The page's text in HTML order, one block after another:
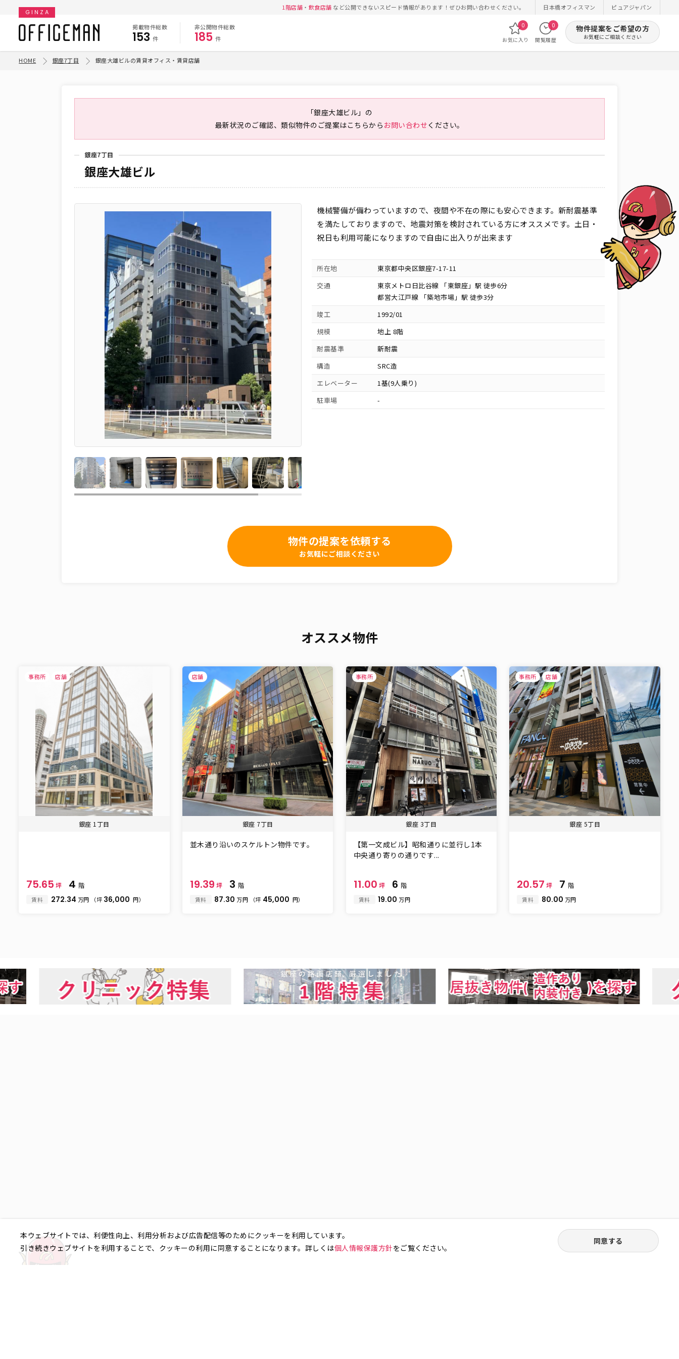
1階店舗 ・ 飲食店舗 など公開できないスピード情報があります！ぜひお問い合わせください。 日本橋オフィスマン ピュアジャパン
GINZA
掲載物件総数
153 件
非公開物件総数
185 件 お気に入り
0
閲覧履歴
0 物件提案をご希望の方
お気軽にご相談ください
HOME 銀座7丁目 銀座大雄ビルの賃貸オフィス・賃貸店舗
「銀座大雄ビル」の
最新状況のご確認、類似物件のご提案はこちらから お問い合わせ ください。
銀座7丁目
銀座大雄ビル
機械警備が備わっていますので、夜間や不在の際にも安心できます。新耐震基準
を満たしておりますので、地震対策を検討されている方にオススメです。土日・
祝日も利用可能になりますので自由に出入りが出来ます
所在地
東京都中央区銀座7-17-11
交通
東京メトロ日比谷線 「東銀座」駅 徒歩6分
都営大江戸線 「築地市場」駅 徒歩3分
竣工
1992/01
規模
地上 8階
耐震基準
新耐震
構造
SRC造
エレベーター
1基(9人乗り)
駐車場
-
物件の提案を依頼する
お気軽にご相談ください
オススメ物件
事務所 店舗
銀座 1丁目
75.65 坪 4 階
賃料 272.34 万円 （坪 36,000 円）
店舗
銀座 7丁目
並木通り沿いのスケルトン物件です。
19.39 坪 3 階
賃料 87.30 万円 （坪 45,000 円）
事務所
銀座 3丁目
【第一文成ビル】昭和通りに並行し1本
中央通り寄りの通りです...
11.00 坪 6 階
賃料 19.00 万円
事務所 店舗
銀座 5丁目
20.57 坪 7 階
賃料 80.00 万円
本ウェブサイトでは、利便性向上、利用分析および広告配信等のためにクッキーを利用しています。
引き続きウェブサイトを利用することで、クッキーの利用に同意することになります。詳しくは個人情報保護方針をご覧ください。
同意する